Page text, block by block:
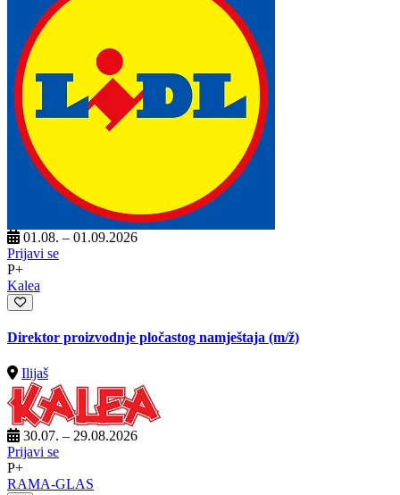
01.08. – 01.09.2026
Prijavi se
P+
Kalea
Direktor proizvodnje pločastog namještaja (m/ž)
Ilijaš
30.07. – 29.08.2026
Prijavi se
P+
RAMA-GLAS